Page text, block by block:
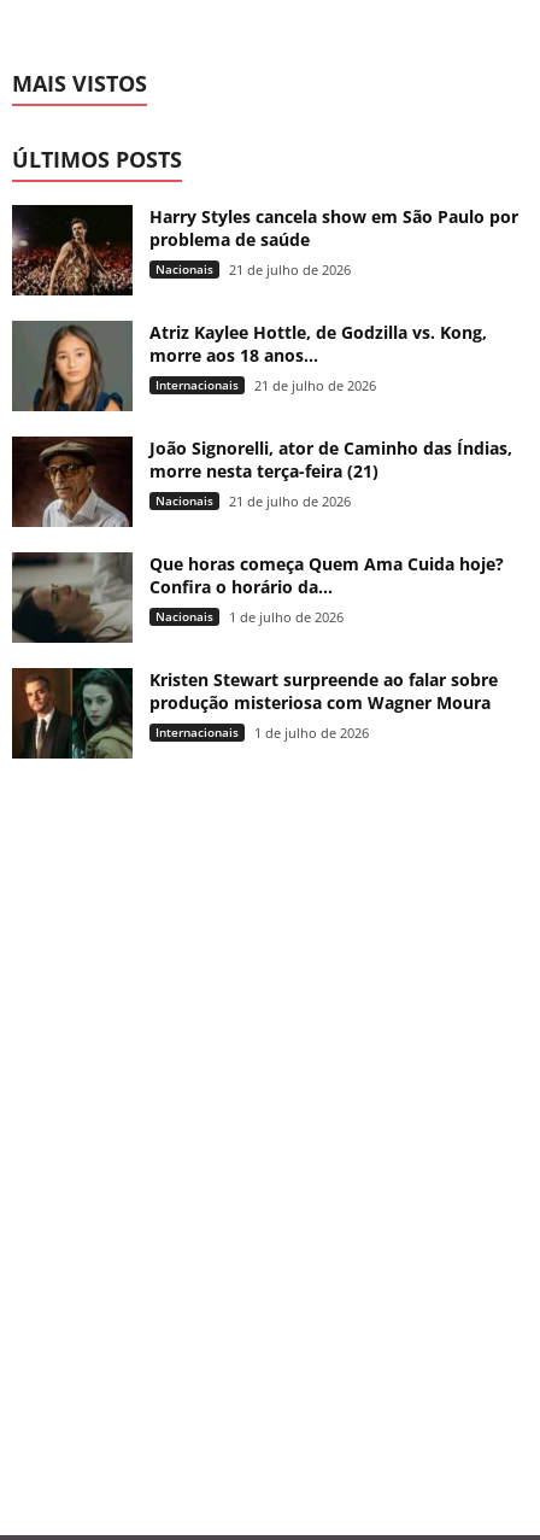
MAIS VISTOS
ÚLTIMOS POSTS
Harry Styles cancela show em São Paulo por
problema de saúde
Nacionais 21 de julho de 2026
Atriz Kaylee Hottle, de Godzilla vs. Kong,
morre aos 18 anos...
Internacionais 21 de julho de 2026
João Signorelli, ator de Caminho das Índias,
morre nesta terça-feira (21)
Nacionais 21 de julho de 2026
Que horas começa Quem Ama Cuida hoje?
Confira o horário da...
Nacionais 1 de julho de 2026
Kristen Stewart surpreende ao falar sobre
produção misteriosa com Wagner Moura
Internacionais 1 de julho de 2026